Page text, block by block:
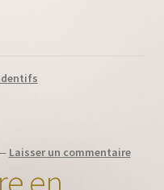
Laisser un commentaire